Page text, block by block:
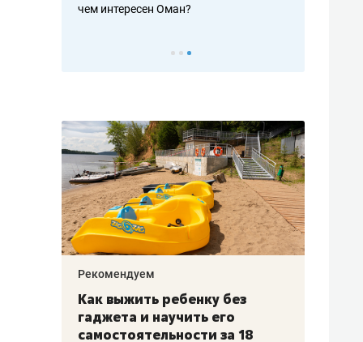
чем интересен Оман?
–
Рекомендуем
Как выжить ребенку без
гаджета и научить его
самостоятельности за 18